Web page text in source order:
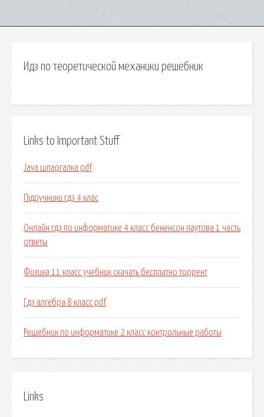
Идз по теоретической механики решебник
Links to Important Stuff
Java шпаргалка pdf
Підручники гдз 4 клас
Онлайн гдз по информатике 4 класс бененсон паутова 1 часть
ответы
Физика 11 класс учебник скачать бесплатно торрент
Гдз алгебра 8 класс pdf
Решебник по информатике 2 класс контрольные работы
Links